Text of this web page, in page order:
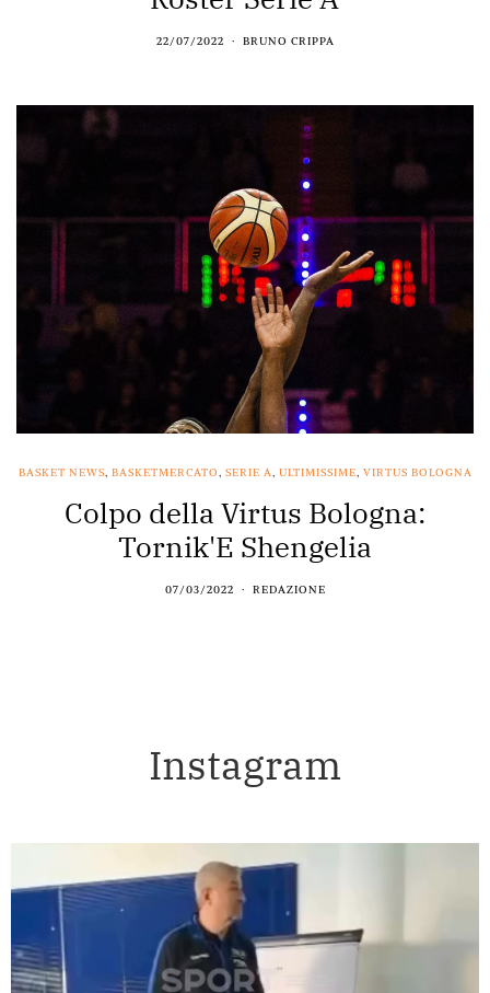
22/07/2022 BRUNO CRIPPA
BASKET NEWS, BASKETMERCATO, SERIE A, ULTIMISSIME, VIRTUS BOLOGNA
Colpo della Virtus Bologna:
Tornik'E Shengelia
07/03/2022 REDAZIONE
Instagram